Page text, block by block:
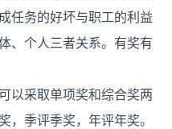
任务的好坏与职工的利益
、个人三者关系。有奖有
以采取单项奖和综合奖两
，季评季奖，年评年奖。